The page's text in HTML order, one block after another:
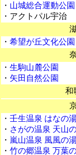
・ 山城総合運動公園
・アクトパル宇治
・ 希望が丘文化公園
・ 生駒山麓公園
・ 矢田自然公園
和
・ 壬生温泉 はなの
・ さがの温泉 天山
・ 嵐山温泉 風風の
・ 竹の郷温泉 万葉